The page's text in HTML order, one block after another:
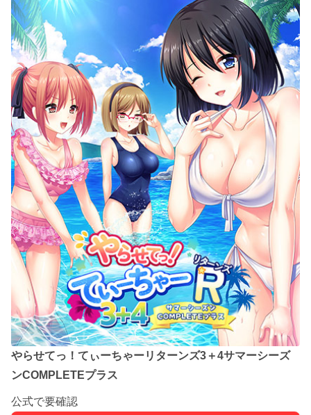
やらせてっ！てぃーちゃーリターンズ3＋4サマーシーズ
ンCOMPLETEプラス
公式で要確認